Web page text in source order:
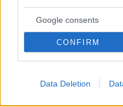
Google consents
CONFIRM
Data Deletion